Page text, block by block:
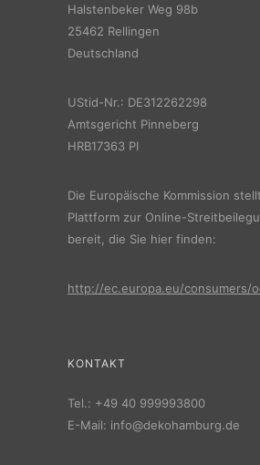
Halstenbeker Weg 98b
25462 Rellingen
Deutschland
UStid-Nr.: DE312262298
Amtsgericht Pinneberg
HRB17363 PI
Die Europäische Kommission
Plattform zur Online-
bereit, die Sie hier finden:
http://ec.europa.eu/consumers/
KONTAKT
Tel.: +49 40 999993800
E-Mail: info@dekohamburg.de